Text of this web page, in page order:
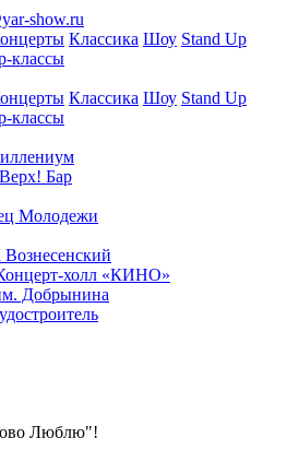
show.ru
Классика Шоу Stand Up
классы
Классика Шоу Stand Up
классы
Бар
Молодежи
холл «КИНО»
Добрынина
Люблю"!